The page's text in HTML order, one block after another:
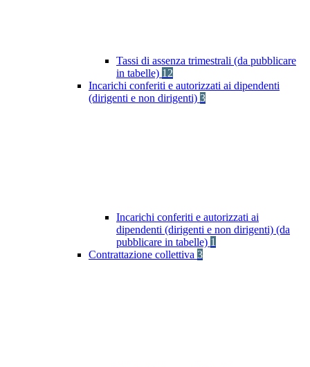
Tassi di assenza trimestrali (da pubblicare
in tabelle) 12
Incarichi conferiti e autorizzati ai dipendenti
(dirigenti e non dirigenti) 3
Incarichi conferiti e autorizzati ai
dipendenti (dirigenti e non dirigenti) (da
pubblicare in tabelle) 1
Contrattazione collettiva 3